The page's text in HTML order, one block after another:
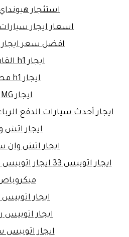
استئجار
اسعار ايجار
افضل سعر
ايجار h1 القاهرة
ايجار h1 مصر
ايجار MG
ايجار أحدث سيارات الدفع
ايجار اتش
ايجار اتش
ايجار اتوبيس MCV
ايجار اتوبيس
ايجار اتوبيس